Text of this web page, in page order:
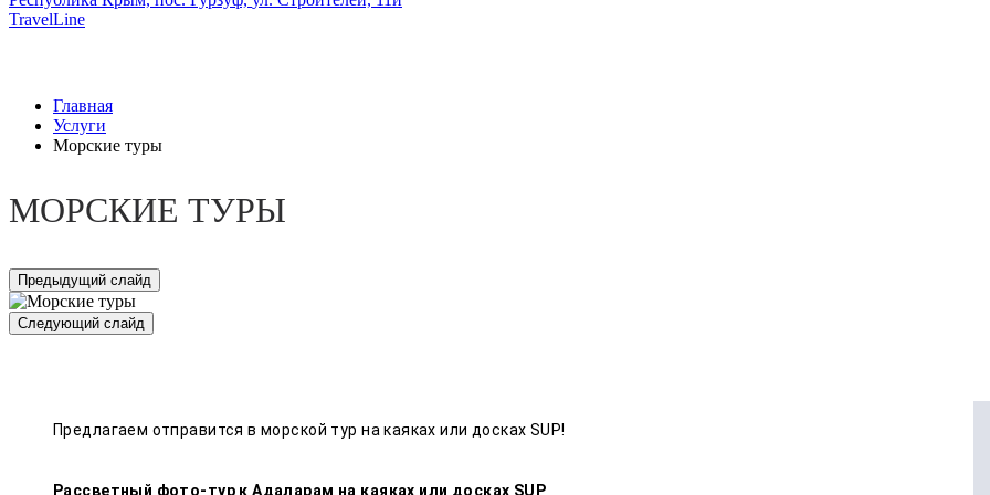
TravelLine
Главная
Услуги
Морские туры
МОРСКИЕ ТУРЫ
Предыдущий слайд
Следующий слайд
Предлагаем отправится в морской тур на каяках или досках SUP!
Рассветный фото-тур к Адаларам на каяках или досках SUP